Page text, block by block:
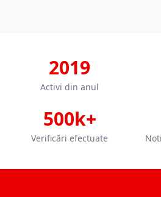
2019
Activi din anul
500k+
Verificări efectuate